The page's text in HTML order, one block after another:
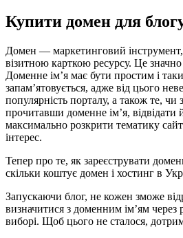
Купити домен для
Домен — маркетинговий
візитною карткою ресурсу. Це
Доменне ім’я має бути простим і
запам’ятовується, адже від цього
популярність порталу, а також те, чи
прочитавши доменне ім’я,
максимально розкрити тематику
інтерес.
Тепер про те, як зареєструвати
скільки коштує домен і хостинг в
Запускаючи блог, не кожен зможе
визначитися з доменним ім’ям
виборі. Щоб цього не сталося,